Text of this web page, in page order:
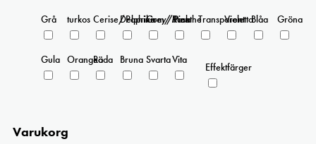
Grå turkos Cerise/Paprika
Delphinium/Menthe
Grey/Pink
Rosa Transparent
ViolettaBlåa Gröna
Gula OrangeaRöda Bruna SvartaVita
Effektfärger
Varukorg